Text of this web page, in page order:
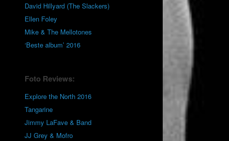
David Hillyard (The Slackers)
Ellen Foley
Mike & The Mellotones
‘Beste album’ 2016
Foto Reviews:
Explore the North 2016
Tangarine
Jimmy LaFave & Band
JJ Grey & Mofro